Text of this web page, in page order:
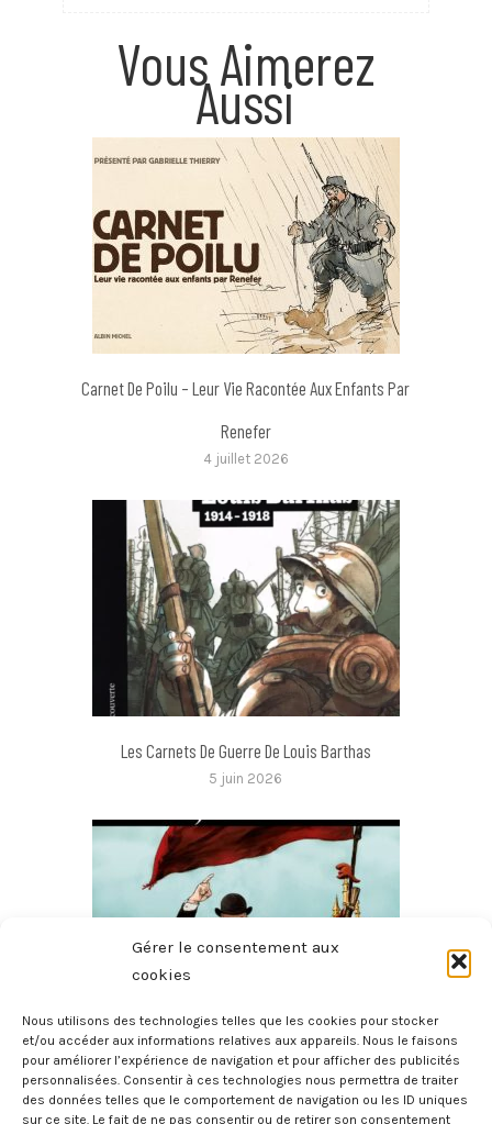
Gérer le consentement aux
cookies
Nous utilisons des technologies telles que les cookies pour stocker
et/ou accéder aux informations relatives aux appareils. Nous le faisons
pour améliorer l’expérience de navigation et pour afficher des publicités
personnalisées. Consentir à ces technologies nous permettra de traiter
des données telles que le comportement de navigation ou les ID uniques
sur ce site. Le fait de ne pas consentir ou de retirer son consentement
Vous Aimerez
Aussi
Carnet De Poilu – Leur Vie Racontée Aux Enfants Par
Renefer
4 juillet 2026
Les Carnets De Guerre De Louis Barthas
5 juin 2026
Jaurès
3 juin 2026